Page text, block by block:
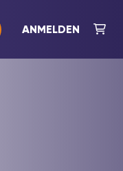
ANMELDEN